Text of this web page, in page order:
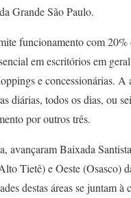
Grande São Paulo.
funcionamento com 20%
em escritórios em
e concessionárias. A
diárias, todos os dias, ou
por outros três.
avançaram Baixada
Tietê) e Oeste (Osasco)
destas áreas se juntam à